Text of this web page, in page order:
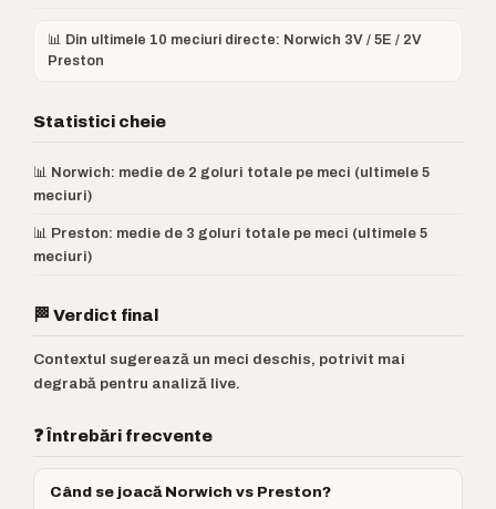
📊 Din ultimele 10 meciuri directe: Norwich 3V / 5E / 2V
Preston
Statistici cheie
📊 Norwich: medie de 2 goluri totale pe meci (ultimele 5
meciuri)
📊 Preston: medie de 3 goluri totale pe meci (ultimele 5
meciuri)
🏁 Verdict final
Contextul sugerează un meci deschis, potrivit mai
degrabă pentru analiză live.
❓ Întrebări frecvente
Când se joacă Norwich vs Preston?